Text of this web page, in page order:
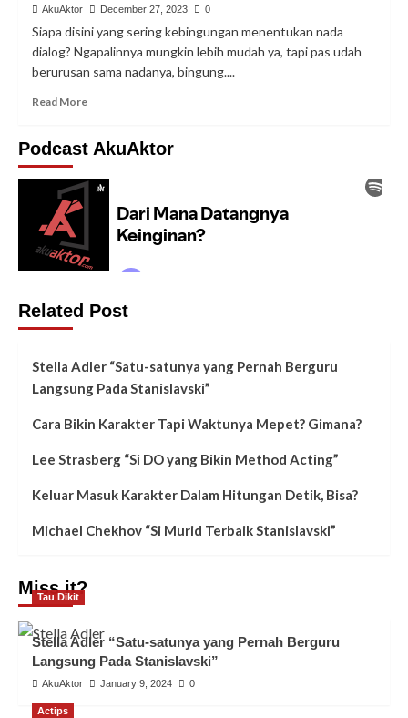
AkuAktor December 27, 2023 0
Siapa disini yang sering kebingungan menentukan nada
dialog? Ngapalinnya mungkin lebih mudah ya, tapi pas udah
berurusan sama nadanya, bingung....
Read More
Podcast AkuAktor
Related Post
Stella Adler “Satu-satunya yang Pernah Berguru
Langsung Pada Stanislavski”
Cara Bikin Karakter Tapi Waktunya Mepet? Gimana?
Lee Strasberg “Si DO yang Bikin Method Acting”
Keluar Masuk Karakter Dalam Hitungan Detik, Bisa?
Michael Chekhov “Si Murid Terbaik Stanislavski”
Miss it?
Tau Dikit
Stella Adler “Satu-satunya yang Pernah Berguru
Langsung Pada Stanislavski”
AkuAktor January 9, 2024 0
Actips